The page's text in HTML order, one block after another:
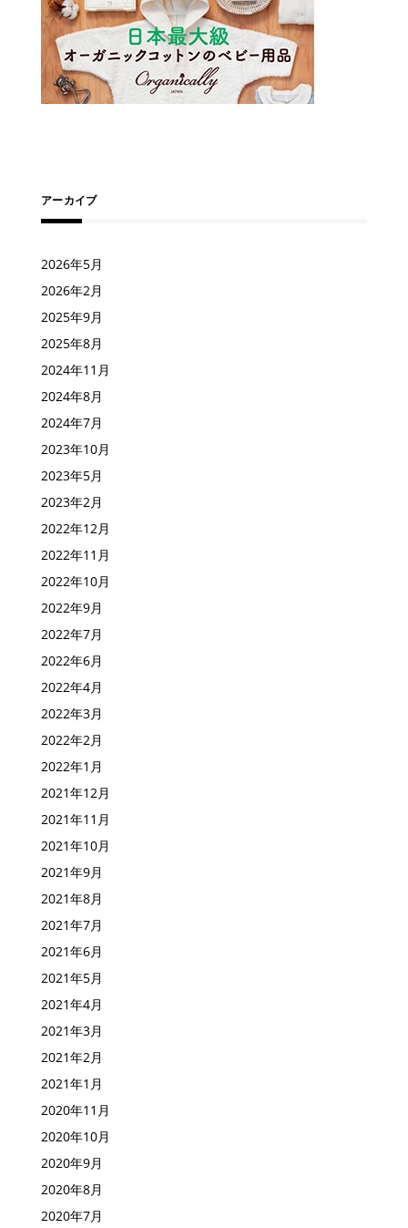
アーカイブ
2026年5月
2026年2月
2025年9月
2025年8月
2024年11月
2024年8月
2024年7月
2023年10月
2023年5月
2023年2月
2022年12月
2022年11月
2022年10月
2022年9月
2022年7月
2022年6月
2022年4月
2022年3月
2022年2月
2022年1月
2021年12月
2021年11月
2021年10月
2021年9月
2021年8月
2021年7月
2021年6月
2021年5月
2021年4月
2021年3月
2021年2月
2021年1月
2020年11月
2020年10月
2020年9月
2020年8月
2020年7月